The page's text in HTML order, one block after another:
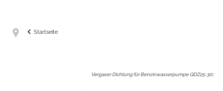
Startseite
Vergaser Dichtung für Benzinwasserpumpe QDZ25-30: